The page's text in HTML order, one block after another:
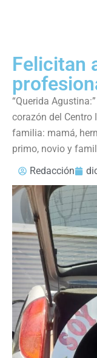
Felicitan
“Querida
corazón del Centro
familia: mamá,
primo, novio y
Redacción